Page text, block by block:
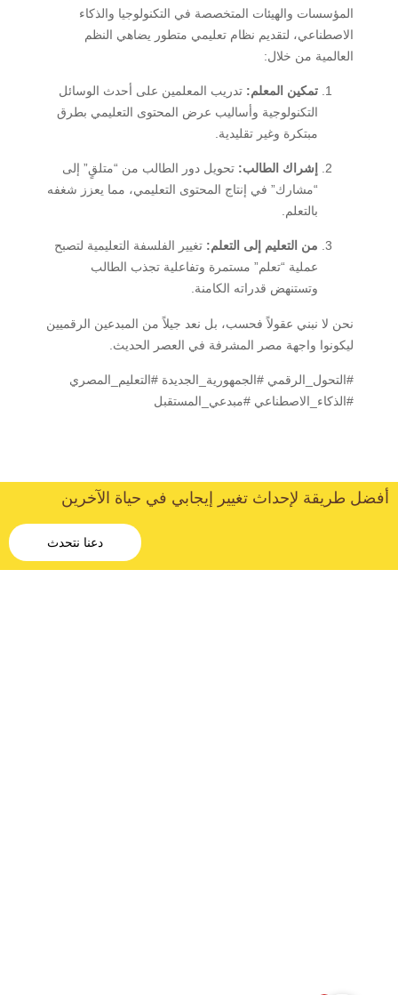
المؤسسات والهيئات المتخصصة في التكنولوجيا والذكاء
الاصطناعي، لتقديم نظام تعليمي متطور يضاهي النظم
العالمية من خلال:
تمكين المعلم: تدريب المعلمين على أحدث الوسائل
التكنولوجية وأساليب عرض المحتوى التعليمي بطرق
مبتكرة وغير تقليدية.
إشراك الطالب: تحويل دور الطالب من “متلقٍ” إلى
“مشارك” في إنتاج المحتوى التعليمي، مما يعزز شغفه
بالتعلم.
من التعليم إلى التعلم: تغيير الفلسفة التعليمية لتصبح
عملية “تعلم” مستمرة وتفاعلية تجذب الطالب
وتستنهض قدراته الكامنة.
نحن لا نبني عقولاً فحسب، بل نعد جيلاً من المبدعين الرقميين
ليكونوا واجهة مصر المشرفة في العصر الحديث.
#التحول_الرقمي #الجمهورية_الجديدة #التعليم_المصري
#الذكاء_الاصطناعي #مبدعي_المستقبل
أفضل طريقة لإحداث تغيير إيجابي في حياة الآخرين
دعنا نتحدث